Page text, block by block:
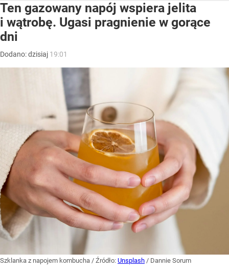
Ten gazowany napój wspiera jelita
i wątrobę. Ugasi pragnienie w gorące
dni
Dodano:dzisiaj 19:01
Szklanka z napojem kombucha / Źródło: Unsplash / Dannie Sorum